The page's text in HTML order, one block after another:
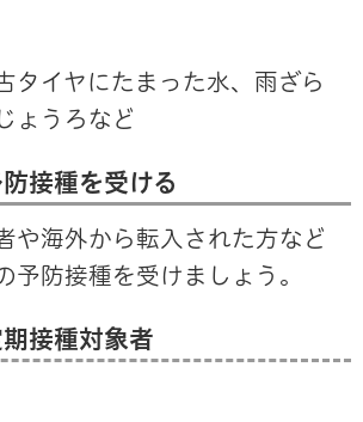
タイヤにたまった水、雨ざら
ょうろなど
接種を受ける
や海外から転入された方など
予防接種を受けましょう。
接種対象者